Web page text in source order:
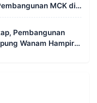
MCK di
Pembangunan
Wanam Hampir